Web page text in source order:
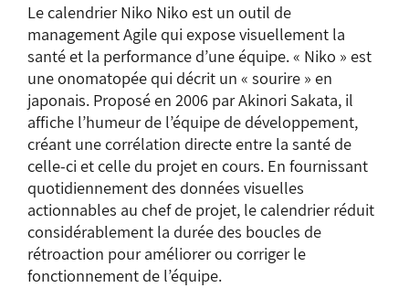
Le calendrier Niko Niko est un outil de
management Agile qui expose visuellement la
santé et la performance d’une équipe. « Niko » est
une onomatopée qui décrit un « sourire » en
japonais. Proposé en 2006 par Akinori Sakata, il
affiche l’humeur de l’équipe de développement,
créant une corrélation directe entre la santé de
celle-ci et celle du projet en cours. En fournissant
quotidiennement des données visuelles
actionnables au chef de projet, le calendrier réduit
considérablement la durée des boucles de
rétroaction pour améliorer ou corriger le
fonctionnement de l’équipe.